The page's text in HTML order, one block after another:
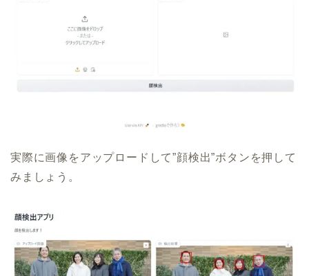
実際に画像をアップロードして”顔検出”ボタンを押して
みましょう。